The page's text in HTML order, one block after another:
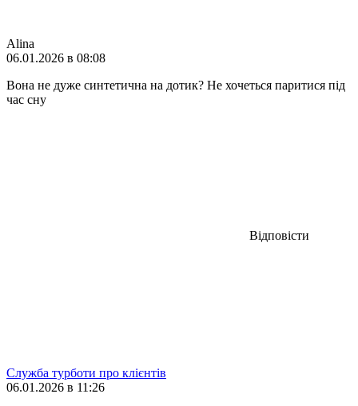
Alina
06.01.2026 в 08:08
Вона не дуже синтетична на дотик? Не хочеться паритися під
час сну
Відповісти
Служба турботи про клієнтів
06.01.2026 в 11:26